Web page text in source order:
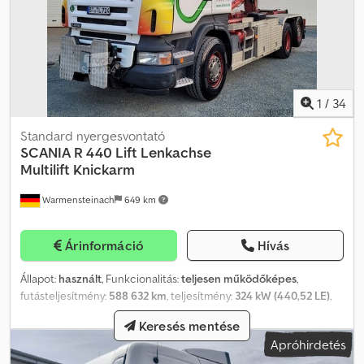
1 / 34
Warmensteinach 649 km
Standard nyergesvontató
SCANIA R 440 Lift Lenkachse
Multilift Knickarm
Árinformáció Hívás
Állapot: használt, Funkcionalitás:teljesen működőképes,
futásteljesítmény: 588 632 km, teljesítmény: 324 kW (440,52 LE),
első forgalomba helyezés:03/2009, üzemanyagtípus:
tömeg:12 450 kg, össztömeg:26 000 kg, tengelyelrendezés:3
, tengelytáv:3 900 mm, következő vizsga (TÜV):03/2027,
Apróhirdetés
Keresés mentése